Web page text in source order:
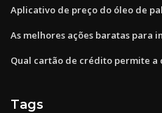
Aplicativo de preço do óleo de
As melhores ações baratas para
Qual cartão de crédito permite a
Tags